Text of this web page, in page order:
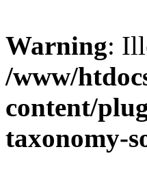
Warning:
/www/
content/
taxonomy-